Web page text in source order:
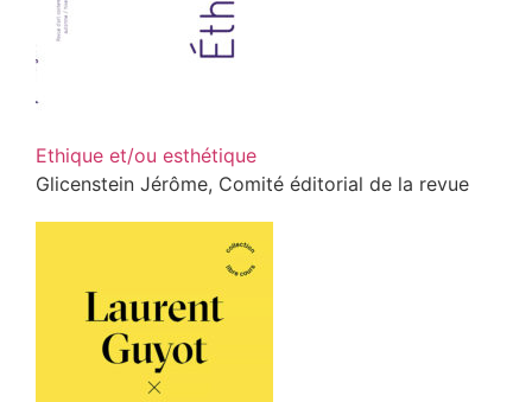
Ethique et/ou esthétique
Glicenstein Jérôme, Comité éditorial de la revue